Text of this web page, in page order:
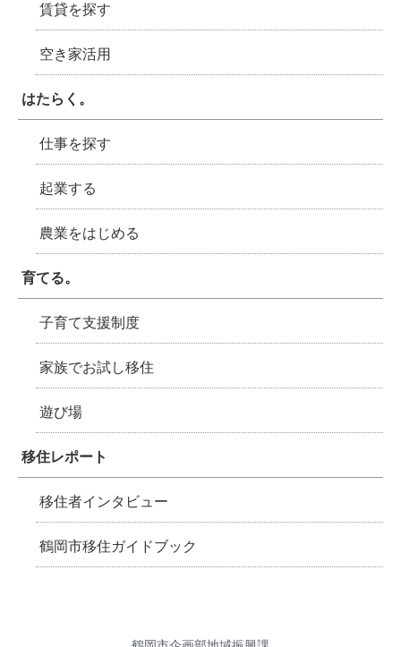
賃貸を探す
空き家活用
はたらく。
仕事を探す
起業する
農業をはじめる
育てる。
子育て支援制度
家族でお試し移住
遊び場
移住レポート
移住者インタビュー
鶴岡市移住ガイドブック